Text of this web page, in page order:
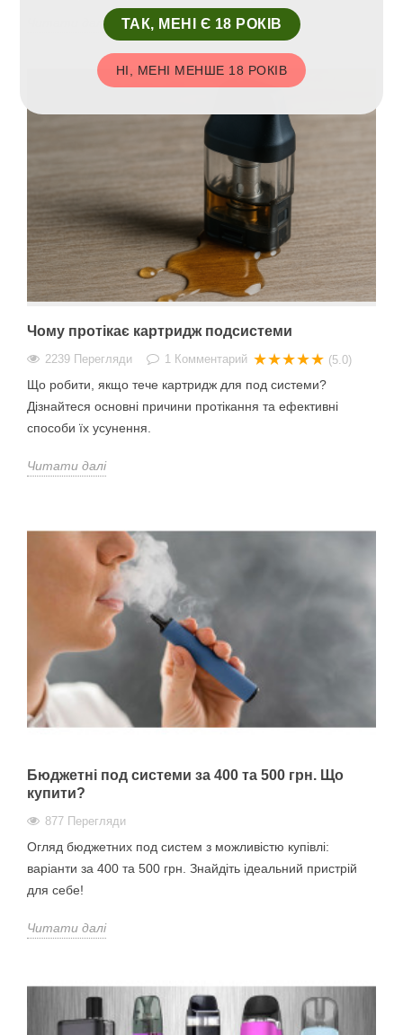
Читати далі
Чому протікає картридж подсистеми
2239 Перегляди 1 Комментарий ★★★★★ (5.0)
Що робити, якщо тече картридж для под системи?
Дізнайтеся основні причини протікання та ефективні
способи їх усунення.
Читати далі
Бюджетні под системи за 400 та 500 грн. Що
купити?
877 Перегляди
Огляд бюджетних под систем з можливістю купівлі:
варіанти за 400 та 500 грн. Знайдіть ідеальний пристрій
для себе!
Читати далі
ТАК, МЕНІ Є 18 РОКІВ
НІ, МЕНІ МЕНШЕ 18 РОКІВ